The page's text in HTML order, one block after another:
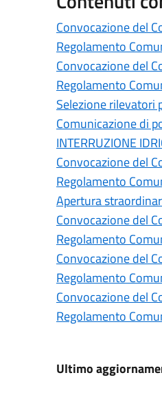
Convocazione del
Regolamento
Convocazione del
Regolamento
Selezione rilevatori
Comunicazione di
INTERRUZIONE
Convocazione del
Regolamento
Apertura
Convocazione del
Regolamento
Convocazione del
Regolamento
Convocazione del
Regolamento
Ultimo